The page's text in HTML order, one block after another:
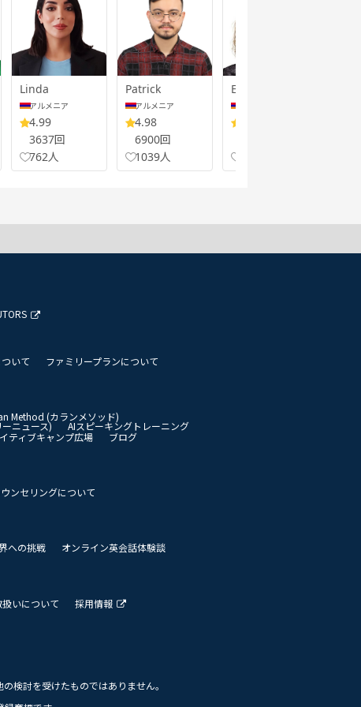
Linda
アルメニア
4.99
3637回
762人
Patrick
アルメニア
4.98
6900回
1039人
Elif
いて ファミリープランについて
Method (カランメソッド)
ニュース)
AIスピーキングトレーニング
ティブキャンプ広場 ブログ
ンセリングについて
への挑戦 オンライン英会話体験談
いについて 採用情報
検討を受けたものではありません。